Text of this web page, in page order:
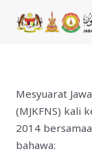
Mesyuarat
(MJKFNS) kali
2014
bahawa: